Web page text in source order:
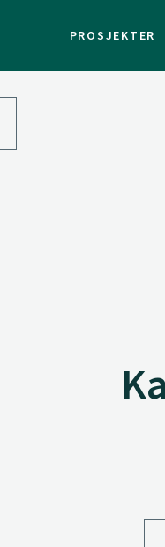
PROSJEKTER